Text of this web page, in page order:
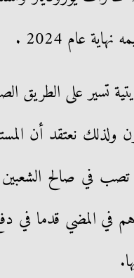
عام 2024 .
تسير على الطريق
نعتقد أن
تصب في صالح
في المضي قدما